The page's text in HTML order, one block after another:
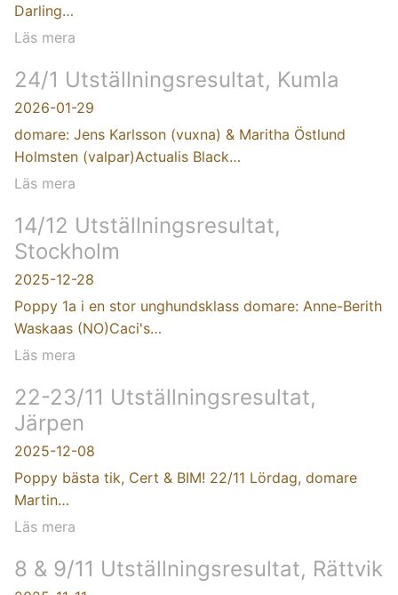
Darling…
Läs mera
24/1 Utställningsresultat, Kumla
2026-01-29
domare: Jens Karlsson (vuxna) & Maritha Östlund
Holmsten (valpar)Actualis Black…
Läs mera
14/12 Utställningsresultat,
Stockholm
2025-12-28
Poppy 1a i en stor unghundsklass domare: Anne-Berith
Waskaas (NO)Caci's…
Läs mera
22-23/11 Utställningsresultat,
Järpen
2025-12-08
Poppy bästa tik, Cert & BIM! 22/11 Lördag, domare
Martin…
Läs mera
8 & 9/11 Utställningsresultat, Rättvik